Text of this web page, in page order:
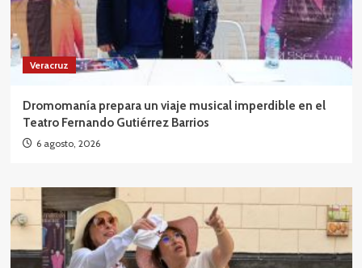
Veracruz
Dromomanía prepara un viaje musical imperdible en el
Teatro Fernando Gutiérrez Barrios
6 agosto, 2026